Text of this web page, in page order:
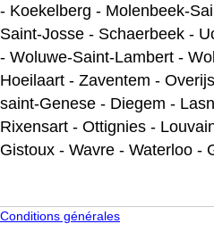
- Koekelberg - Molenbeek-
Saint-Josse - Schaerbeek -
- Woluwe-Saint-Lambert -
Hoeilaart - Zaventem -
saint-Genese - Diegem -
Rixensart - Ottignies -
Gistoux - Wavre - Waterloo -
Conditions générales